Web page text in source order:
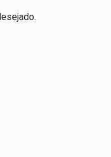
na América do Sul